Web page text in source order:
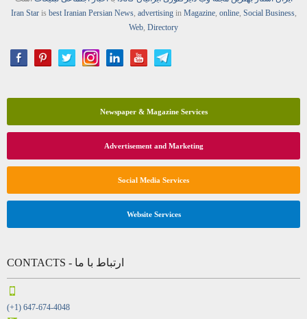
Iran Staris best Iranian Persian News, advertisingin Magazine, online, Social Business,
Web, Directory
Newspaper & Magazine Services
Advertisement and Marketing
Social Media Services
Website Services
CONTACTS - ارتباط با ما
(+1) 647-674-4048